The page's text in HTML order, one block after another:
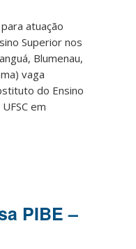
atuação
Superior nos
Blumenau,
vaga
do Ensino
em
PIBE –